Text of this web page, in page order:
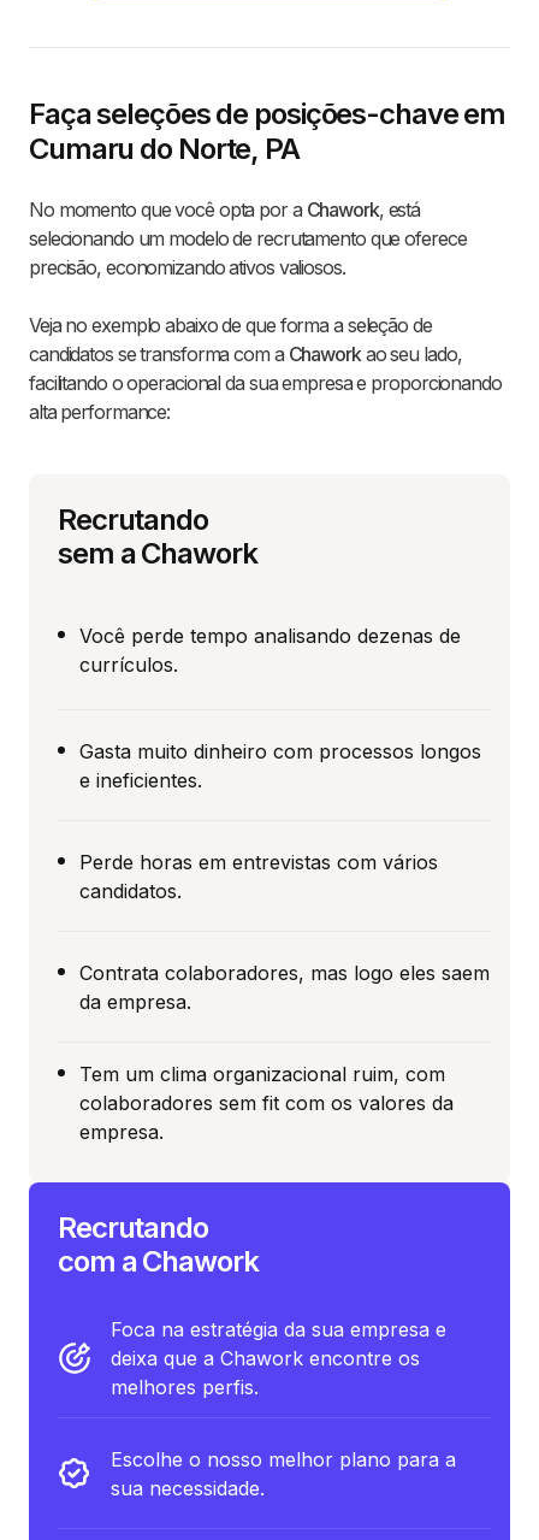
Faça seleções de posições-chave em
Cumaru do Norte, PA
No momento que você opta por a Chawork, está
selecionando um modelo de recrutamento que oferece
precisão, economizando ativos valiosos.
Veja no exemplo abaixo de que forma a seleção de
candidatos se transforma com a Chaworkao seu lado,
facilitando o operacional da sua empresa e proporcionando
alta performance:
Recrutando
sem a Chawork
Você perde tempo analisando dezenas de
currículos.
Gasta muito dinheiro com processos longos
e ineficientes.
Perde horas em entrevistas com vários
candidatos.
Contrata colaboradores, mas logo eles saem
da empresa.
Tem um clima organizacional ruim, com
colaboradores sem fit com os valores da
empresa.
Recrutando
com a Chawork
Foca na estratégia da sua empresa e
deixa que a Chawork encontre os
melhores perfis.
Escolhe o nosso melhor plano para a
sua necessidade.